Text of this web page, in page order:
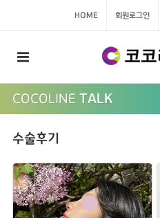
HOME 회원로그인
COCOLINE TALK
수술후기